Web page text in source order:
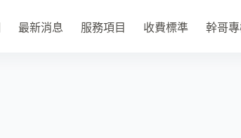
最新消息 服務項目 收費標準 幹哥專